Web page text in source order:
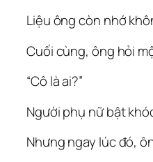
Liệu ông còn nhớ
Cuối cùng, ông hỏi
“Cô là ai?”
Người phụ nữ bật
Nhưng ngay lúc đó,